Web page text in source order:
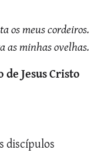
os meus cordeiros.
as minhas ovelhas.
Jesus Cristo
discípulos